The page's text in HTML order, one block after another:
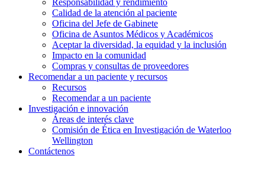
Responsabilidad y rendimiento
Calidad de la atención al paciente
Oficina del Jefe de Gabinete
Oficina de Asuntos Médicos y Académicos
Aceptar la diversidad, la equidad y la inclusión
Impacto en la comunidad
Compras y consultas de proveedores
Recomendar a un paciente y recursos
Recursos
Recomendar a un paciente
Investigación e innovación
Áreas de interés clave
Comisión de Ética en Investigación de Waterloo
Wellington
Contáctenos